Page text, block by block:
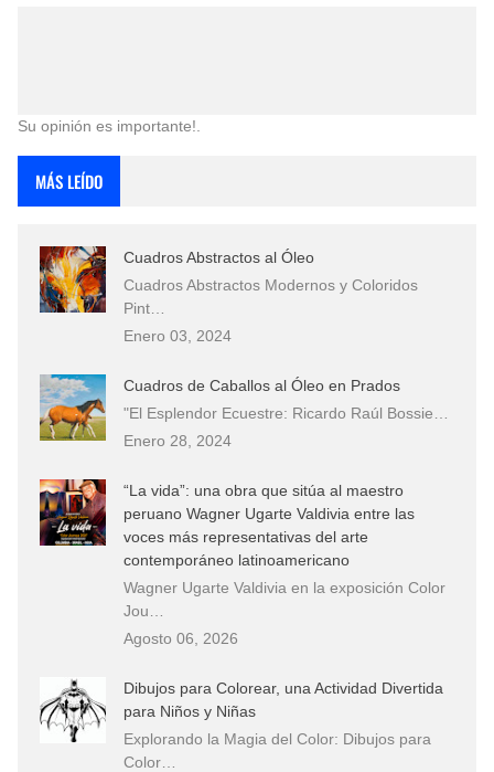
Su opinión es importante!.
MÁS LEÍDO
Cuadros Abstractos al Óleo
Cuadros Abstractos Modernos y Coloridos
Pint…
Enero 03, 2024
Cuadros de Caballos al Óleo en Prados
"El Esplendor Ecuestre: Ricardo Raúl Bossie…
Enero 28, 2024
“La vida”: una obra que sitúa al maestro
peruano Wagner Ugarte Valdivia entre las
voces más representativas del arte
contemporáneo latinoamericano
Wagner Ugarte Valdivia en la exposición Color
Jou…
Agosto 06, 2026
Dibujos para Colorear, una Actividad Divertida
para Niños y Niñas
Explorando la Magia del Color: Dibujos para
Color…